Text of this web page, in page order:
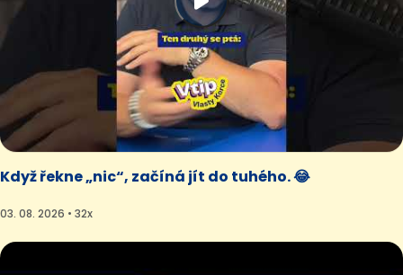
Když řekne „nic“, začíná jít do tuhého. 😂
03. 08. 2026 • 32x